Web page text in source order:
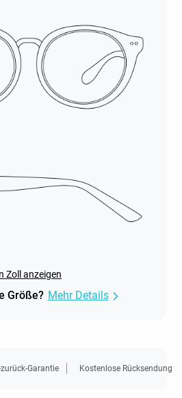
Zoll anzeigen
Größe? Mehr Details
zurück-Garantie Kostenlose Rücksendung